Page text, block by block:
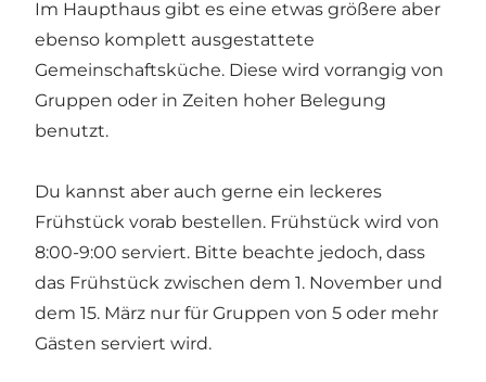
Im Haupthaus gibt es eine etwas größere aber
ebenso komplett ausgestattete
Gemeinschaftsküche. Diese wird vorrangig von
Gruppen oder in Zeiten hoher Belegung
benutzt.
Du kannst aber auch gerne ein leckeres
Frühstück vorab bestellen. Frühstück wird von
8:00-9:00 serviert. Bitte beachte jedoch, dass
das Frühstück zwischen dem 1. November und
dem 15. März nur für Gruppen von 5 oder mehr
Gästen serviert wird.